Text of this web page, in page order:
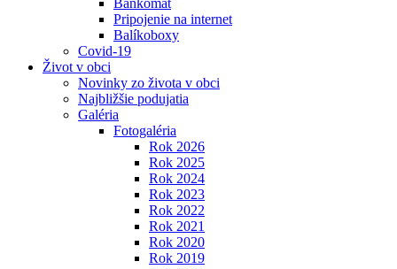
Bankomat
Pripojenie na internet
Balíkoboxy
Covid-19
Život v obci
Novinky zo života v obci
Najbližšie podujatia
Galéria
Fotogaléria
Rok 2026
Rok 2025
Rok 2024
Rok 2023
Rok 2022
Rok 2021
Rok 2020
Rok 2019